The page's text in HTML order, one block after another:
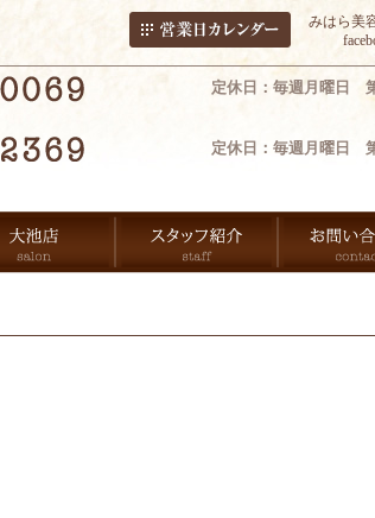
みはら美
定休日：毎週月曜日
定休日：毎週月曜日